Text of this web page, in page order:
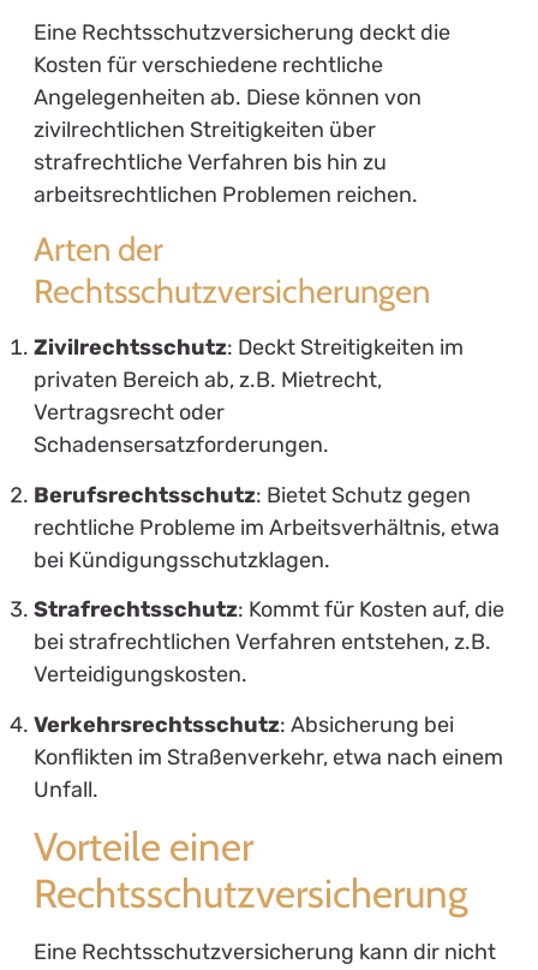
Eine Rechtsschutzversicherung deckt die
Kosten für verschiedene rechtliche
Angelegenheiten ab. Diese können von
zivilrechtlichen Streitigkeiten über
strafrechtliche Verfahren bis hin zu
arbeitsrechtlichen Problemen reichen.
Arten der
Rechtsschutzversicherungen
Zivilrechtsschutz: Deckt Streitigkeiten im
privaten Bereich ab, z.B. Mietrecht,
Vertragsrecht oder
Schadensersatzforderungen.
Berufsrechtsschutz: Bietet Schutz gegen
rechtliche Probleme im Arbeitsverhältnis, etwa
bei Kündigungsschutzklagen.
Strafrechtsschutz: Kommt für Kosten auf, die
bei strafrechtlichen Verfahren entstehen, z.B.
Verteidigungskosten.
Verkehrsrechtsschutz: Absicherung bei
Konflikten im Straßenverkehr, etwa nach einem
Unfall.
Vorteile einer
Rechtsschutzversicherung
Eine Rechtsschutzversicherung kann dir nicht